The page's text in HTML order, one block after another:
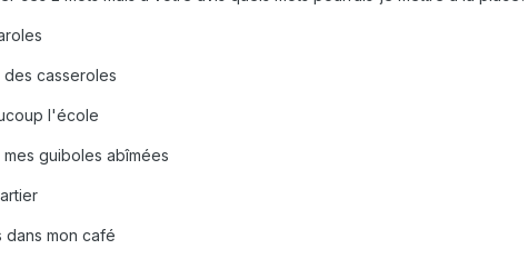
casseroles
l'école
guiboles abîmées
mon café